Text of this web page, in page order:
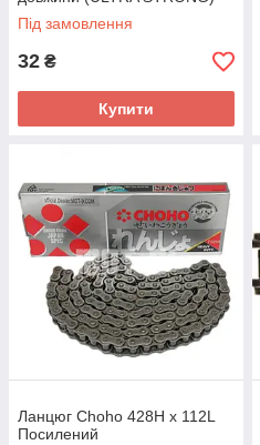
Під замовлення
32 ₴
Купити
Ланцюг Choho 428H x 112L
Посилений